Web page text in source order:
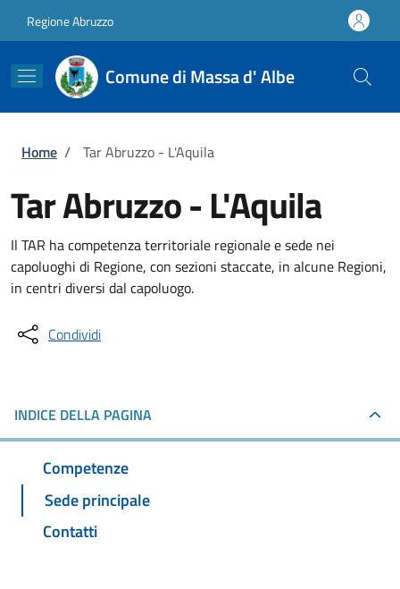
Regione Abruzzo
Comune di Massa d' Albe
Briciole di pane
Home / Tar Abruzzo - L'Aquila
Tar Abruzzo - L'Aquila
Il TAR ha competenza territoriale regionale e sede nei
capoluoghi di Regione, con sezioni staccate, in alcune Regioni,
in centri diversi dal capoluogo.
Condividi
INDICE DELLA PAGINA
Competenze
Sede principale
Contatti